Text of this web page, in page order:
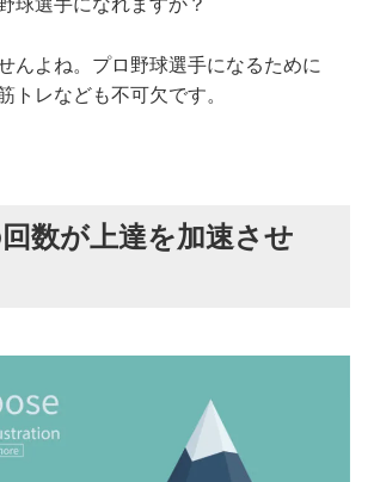
球選手になれますか？
んよね。プロ野球選手になるために
トレなども不可欠です。
数が上達を加速させ